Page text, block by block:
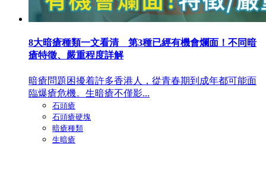
8大暗瘡種類一文看清 第3種已經有機會爛面！不同暗
瘡特徵、嚴重程度詳解
暗瘡問題困擾着許多香港人，從青春期到成年都可能面
臨爆瘡危機。生暗瘡不僅影...
石頭瘡
石頭瘡硬塊
暗瘡種類
生暗瘡